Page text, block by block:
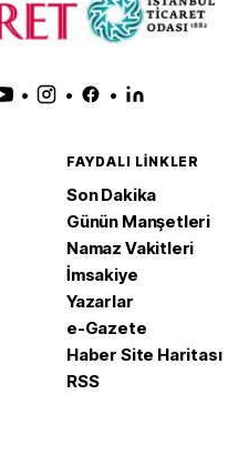
• • •
FAYDALI LINKLER
Son Dakika
Günün Manşetleri
Namaz Vakitleri
İmsakiye
Yazarlar
e-Gazete
Haber Site Haritası
RSS